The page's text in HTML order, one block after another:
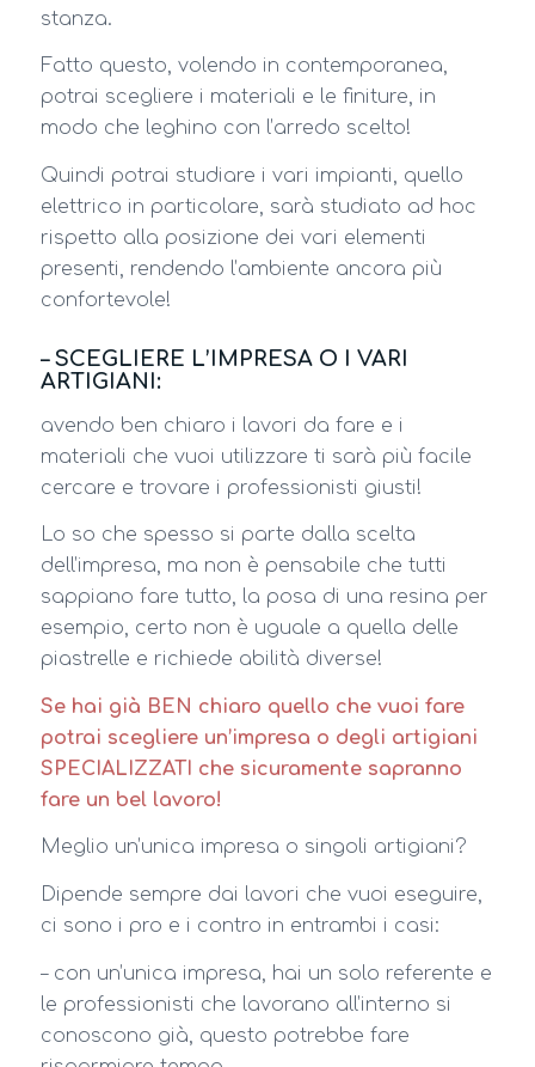
stanza.
Fatto questo, volendo in contemporanea,
potrai scegliere i materiali e le finiture, in
modo che leghino con l’arredo scelto!
Quindi potrai studiare i vari impianti, quello
elettrico in particolare, sarà studiato ad hoc
rispetto alla posizione dei vari elementi
presenti, rendendo l’ambiente ancora più
confortevole!
– SCEGLIERE L’IMPRESA O I VARI
ARTIGIANI:
avendo ben chiaro i lavori da fare e i
materiali che vuoi utilizzare ti sarà più facile
cercare e trovare i professionisti giusti!
Lo so che spesso si parte dalla scelta
dell’impresa, ma non è pensabile che tutti
sappiano fare tutto, la posa di una resina per
esempio, certo non è uguale a quella delle
piastrelle e richiede abilità diverse!
Se hai già BEN chiaro quello che vuoi fare
potrai scegliere un’impresa o degli artigiani
SPECIALIZZATI che sicuramente sapranno
fare un bel lavoro!
Meglio un’unica impresa o singoli artigiani?
Dipende sempre dai lavori che vuoi eseguire,
ci sono i pro e i contro in entrambi i casi:
– con un’unica impresa, hai un solo referente e
le professionisti che lavorano all’interno si
conoscono già, questo potrebbe fare